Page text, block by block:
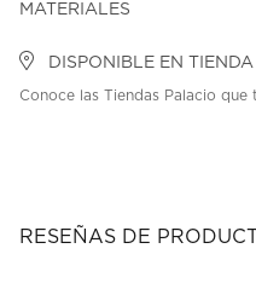
MATERIALES
DISPONIBLE EN TIENDA
Conoce las Tiendas Palacio
RESEÑAS DE